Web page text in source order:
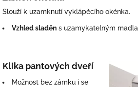
Slouží k uzamknutí vyklápěcího okénka.
Vzhled sladěn s uzamykatelným madla
Klika pantových dveří
Možnost bez zámku i se